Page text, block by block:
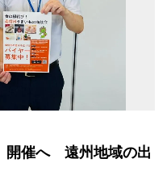
開催へ 遠州地域の出